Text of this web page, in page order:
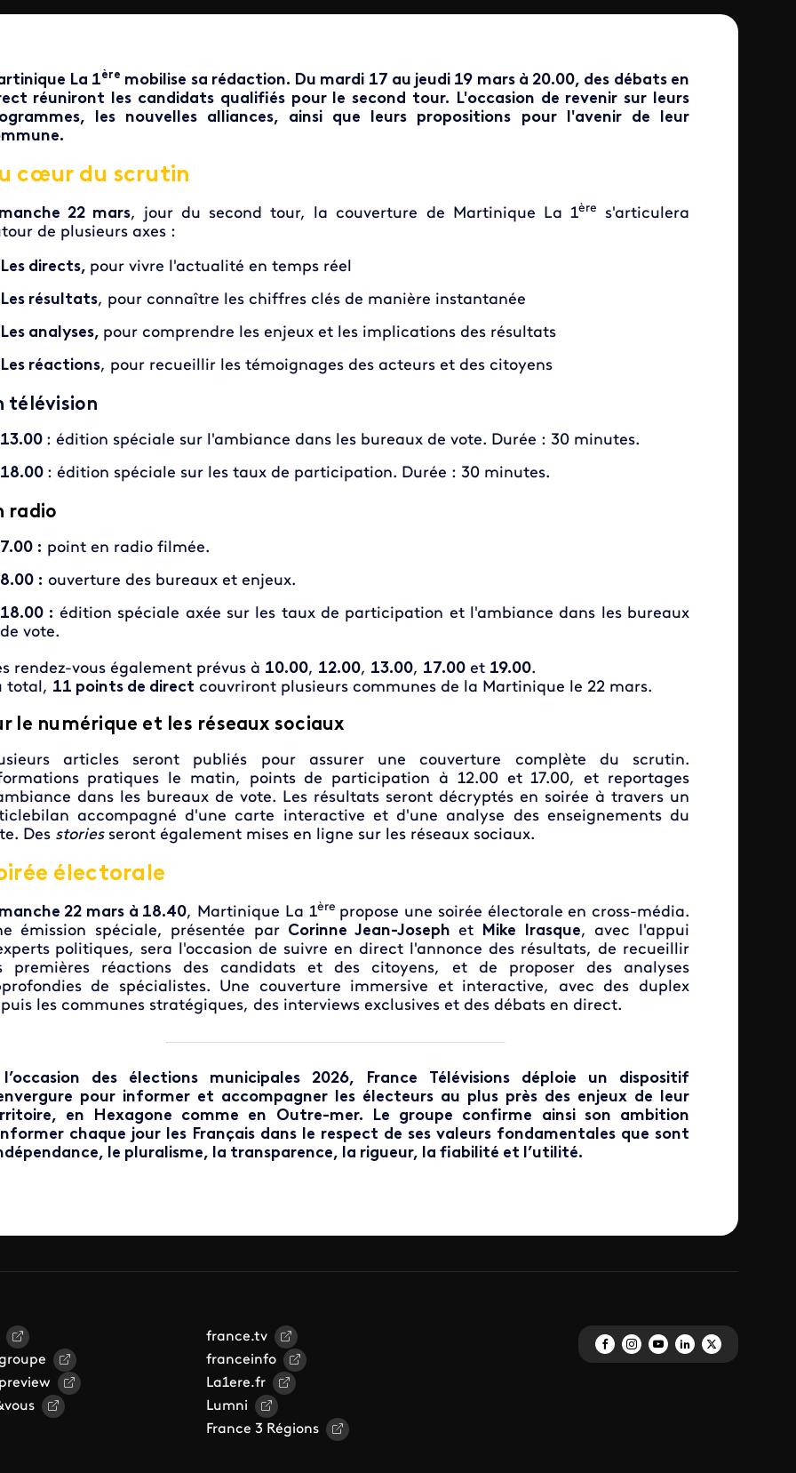
La 1ère mobilise sa rédaction. Du mardi 17 au jeudi 19 mars à 20.00, des débats en
réuniront les candidats qualifiés pour le second tour. L'occasion de revenir sur leurs
les nouvelles alliances, ainsi que leurs propositions pour l'avenir de leur
cœur du scrutin
22 mars, jour du second tour, la couverture de Martinique La 1ère
s'articulera
de plusieurs axes :
Les directs, pour vivre l'actualité en temps réel
Les résultats, pour connaître les chiffres clés de manière instantanée
Les analyses, pour comprendre les enjeux et les implications des résultats
Les réactions, pour recueillir les témoignages des acteurs et des citoyens
télévision
13.00 : édition spéciale sur l'ambiance dans les bureaux de vote. Durée : 30 minutes.
18.00 : édition spéciale sur les taux de participation. Durée : 30 minutes.
radio
7.00 : point en radio filmée.
8.00 : ouverture des bureaux et enjeux.
18.00 : édition spéciale axée sur les taux de participation et l'ambiance dans les bureaux
de vote.
rendez-vous également prévus à 10.00, 12.00, 13.00, 17.00et 19.00.
total, 11 points de direct couvriront plusieurs communes de la Martinique le 22 mars.
le numérique et les réseaux sociaux
articles seront publiés pour assurer une couverture complète du scrutin.
pratiques le matin, points de participation à 12.00 et 17.00, et reportages
dans les bureaux de vote. Les résultats seront décryptés en soirée à travers un
accompagné d'une carte interactive et d'une analyse des enseignements du
Des storiesseront également mises en ligne sur les réseaux sociaux.
électorale
22 mars à 18.40, Martinique La 1ère propose une soirée électorale en cross-média.
émission spéciale, présentée par Corinne Jean-Joseph et Mike Irasque, avec l'appui
politiques, sera l'occasion de suivre en direct l'annonce des résultats, de recueillir
premières réactions des candidats et des citoyens, et de proposer des analyses
de spécialistes. Une couverture immersive et interactive, avec des duplex
les communes stratégiques, des interviews exclusives et des débats en direct.
des élections municipales 2026, France Télévisions déploie un dispositif
pour informer et accompagner les électeurs au plus près des enjeux de leur
en Hexagone comme en Outre-mer.
Le groupe confirme ainsi son ambition
chaque jour les Français dans le respect de ses valeurs fondamentales que sont
le pluralisme, la transparence, la rigueur, la fiabilité et l’utilité.
france.tv
franceinfo
La1ere.fr
Lumni
France 3 Régions